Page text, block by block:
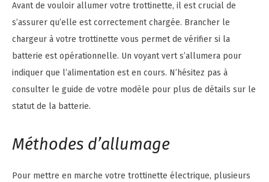
Avant de vouloir allumer votre trottinette, il est crucial de
s’assurer qu’elle est correctement chargée. Brancher le
chargeur à votre trottinette vous permet de vérifier si la
batterie est opérationnelle. Un voyant vert s’allumera pour
indiquer que l’alimentation est en cours. N’hésitez pas à
consulter le guide de votre modèle pour plus de détails sur le
statut de la batterie.
Méthodes d’allumage
Pour mettre en marche votre trottinette électrique, plusieurs